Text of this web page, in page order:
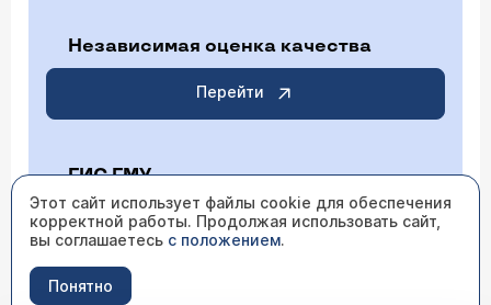
Независимая оценка качества
Перейти
ГИС ГМУ
Перейти
Этот сайт использует файлы cookie для обеспечения
корректной работы. Продолжая использовать сайт,
вы соглашаетесь с положением.
Понятно